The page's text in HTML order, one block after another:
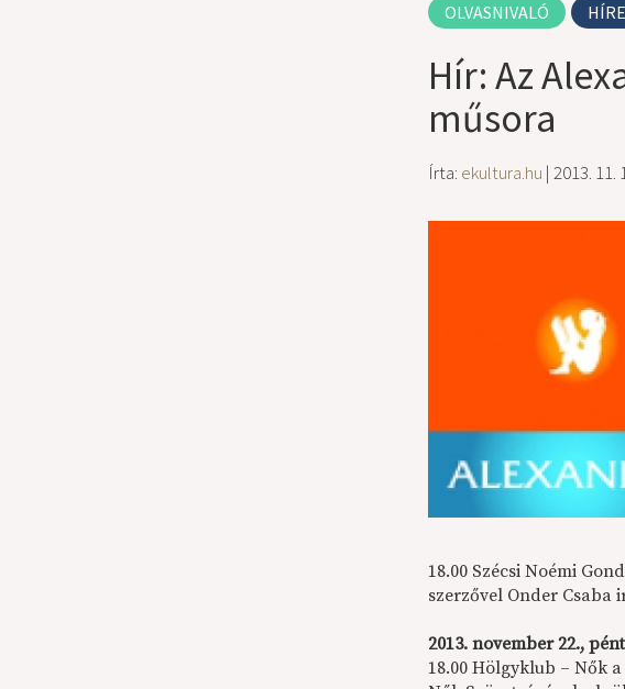
OLVASNIVALÓ
Hír: Az
műsora
Írta: ekultura.hu | 2013. 11.
18.00 Szécsi Noémi
szerzővel Onder Csaba
2013. november 22.,
18.00 Hölgyklub – Nők